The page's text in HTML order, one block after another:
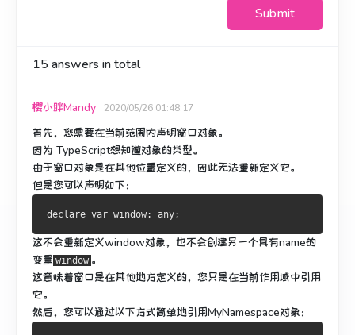
Submit
15answers in total
樱小胖Mandy 2020/05/26 01:48:17
首先，您需要在当前范围内声明窗口对象。
因为 TypeScript想知道对象的类型。
由于窗口对象是在其他位置定义的，因此无法重新定义它。
但是您可以声明如下：
declare var window: any;
这不会重新定义window对象，也不会创建另一个具有name的
变量 window 。
这意味着窗口是在其他地方定义的，您只是在当前作用域中引用
它。
然后，您可以通过以下方式简单地引用MyNamespace对象：